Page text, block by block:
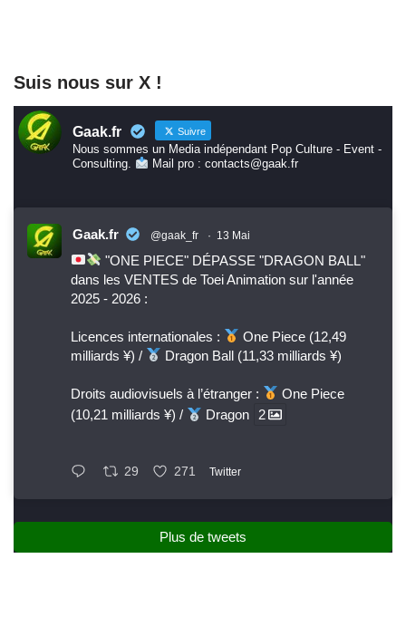
Suis nous sur X !
Gaak.fr Suivre
Nous sommes un Media indépendant Pop Culture - Event -
Consulting.
Mail pro : contacts@gaak.fr
Gaak.fr @gaak_fr · 13 Mai
"ONE PIECE" DÉPASSE "DRAGON BALL"
dans les VENTES de Toei Animation sur l'année
2025 - 2026 :
Licences internationales :
One Piece (12,49
milliards ¥) /
Dragon Ball (11,33 milliards ¥)
Droits audiovisuels à l’étranger :
One Piece
(10,21 milliards ¥) /
Dragon 2
29 271 Twitter
Plus de tweets